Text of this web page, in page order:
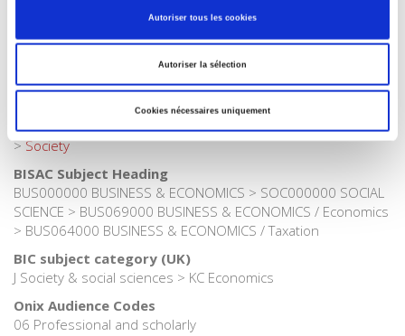
Autoriser tous les cookies
Autoriser la sélection
Cookies nécessaires uniquement
Publisher Category
Publisher Category
>Society
BISAC Subject Heading
BUS000000 BUSINESS & ECONOMICS > SOC000000 SOCIAL
SCIENCE > BUS069000 BUSINESS & ECONOMICS / Economics
> BUS064000 BUSINESS & ECONOMICS / Taxation
BIC subject category (UK)
J Society & social sciences > KC Economics
Onix Audience Codes
06 Professional and scholarly